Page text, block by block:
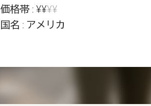
価格帯 : ¥¥¥¥
国名 : アメリカ